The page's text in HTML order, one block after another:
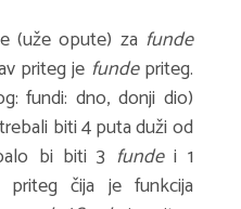
(uže opute) za funde
priteg je fundepriteg.
fundi: dno, donji dio)
biti 4 puta duži od
bi biti 3 fundei 1
čija je funkcija